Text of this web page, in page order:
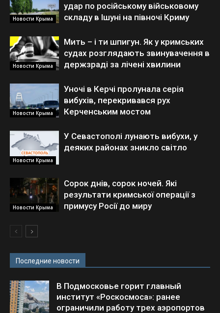
Новости Крыма
удар по російському військовому
складу в Ішуні на півночі Криму
Новости Крыма
Мить – і ти шпигун. Як у кримських
судах розглядають звинувачення в
держзраді за лічені хвилини
Новости Крыма
Уночі в Керчі пролунала серія
вибухів, перекривався рух
Керченським мостом
Новости Крыма
У Севастополі лунають вибухи, у
деяких районах зникло світло
Новости Крыма
Сорок днів, сорок ночей. Які
результати кримської операції з
примусу Росії до миру
Последние новости
В Подмосковье горит главный
институт «Роскосмоса»: ранее
ограничили работу трех аэропортов